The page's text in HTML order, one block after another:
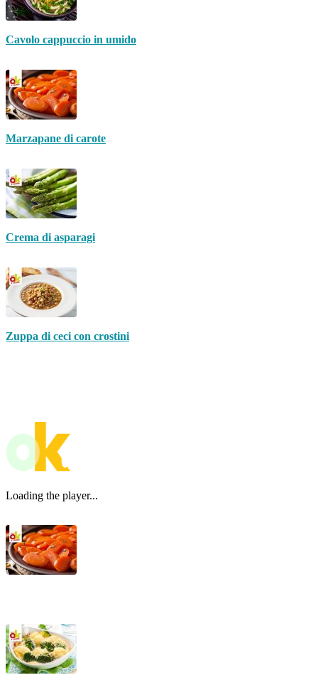
Cavolo cappuccio in umido
Marzapane di carote
Crema di asparagi
Zuppa di ceci con crostini
Loading the player...